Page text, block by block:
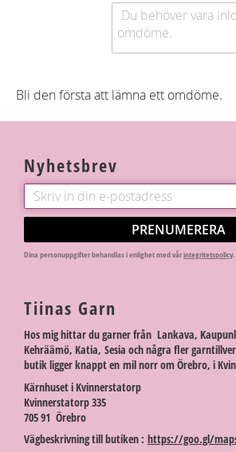
Bli den första att lämna ett omdöme.
Nyhetsbrev
PRENUMERERA
Dina personuppgifter behandlas i enlighet med vårintegritetspolicy.
Tiinas Garn
Hos mig hittar du garner från Lankava,
Kehräämö, Katia, Sesia och några fler
butik ligger knappt en mil norr om Örebro, i
Kärnhuset i Kvinnerstatorp
Kvinnerstatorp 335
705 91 Örebro
Vägbeskrivning till butiken : https://goo.gl/